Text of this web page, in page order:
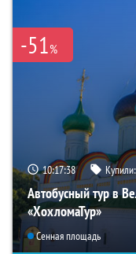
-51%
10:17:37
Автобусный тур в
«ХохломаТур»
Сенная площадь